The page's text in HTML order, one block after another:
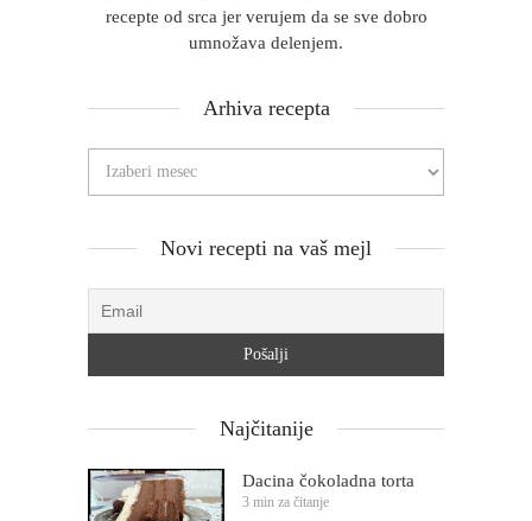
recepte od srca jer verujem da se sve dobro
umnožava delenjem.
Arhiva recepta
Novi recepti na vaš mejl
Najčitanije
Dacina čokoladna torta
3 min za čitanje